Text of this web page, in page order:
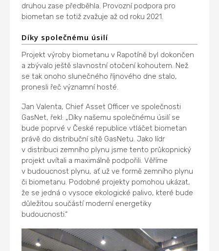
druhou zase předběhla. Provozní podpora pro
biometan se totiž zvažuje až od roku 2021.
Díky společnému úsilí
Projekt výroby biometanu v Rapotíně byl dokončen
a zbývalo ještě slavnostní otočení kohoutem. Než
se tak onoho slunečného říjnového dne stalo,
pronesli řeč významní hosté.
Jan Valenta, Chief Asset Officer ve společnosti
GasNet, řekl: „Díky našemu společnému úsilí se
bude poprvé v České republice vtláčet biometan
právě do distribuční sítě GasNetu. Jako lídr
v distribuci zemního plynu jsme tento průkopnický
projekt uvítali a maximálně podpořili. Věříme
v budoucnost plynu, ať už ve formě zemního plynu
či biometanu. Podobné projekty pomohou ukázat,
že se jedná o vysoce ekologické palivo, které bude
důležitou součástí moderní energetiky
budoucnosti.“